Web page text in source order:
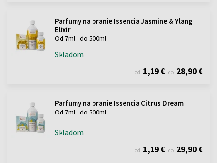
Parfumy na pranie Issencia Jasmine & Ylang
Elixir
Od 7ml - do 500ml
Skladom
od 1,19 € do 28,90 €
Parfumy na pranie Issencia Citrus Dream
Od 7ml - do 500ml
Skladom
od 1,19 € do 29,90 €